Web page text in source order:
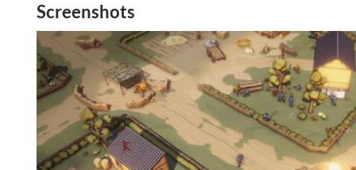
Screenshots